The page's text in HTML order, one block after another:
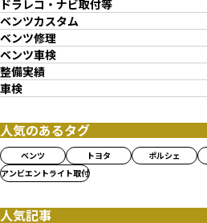
ドラレコ・ナビ取付等
ベンツカスタム
ベンツ修理
ベンツ車検
整備実績
車検
人気のあるタグ
ベンツ トヨタ ポルシェ
アンビエントライト取付
人気記事